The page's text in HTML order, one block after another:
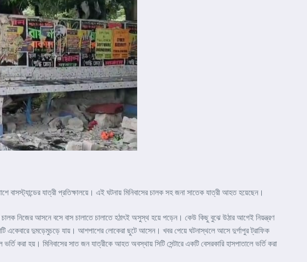
বাসস্ট্যান্ডের যাত্রী প্রতিক্ষালয়ে। এই ঘটনায় মিনিবাসের চালক সহ জনা সাতেক যাত্রী আহত হয়েছেন।
চালক নিজের আসনে বসে বাস চালাতে চালাতে হঠাৎই অসুস্থ হয়ে পড়েন। কেউ কিছু বুঝে উঠার আগেই নিয়ন্ত্রণ
একেবারে দুমড়েমুচড়ে যায়। আশপাশের লোকেরা ছুটে আসেন। খবর পেয়ে ঘটনাস্থলে আসে দুর্গাপুর ট্রাফিক
করা হয়। মিনিবাসের সাত জন যাত্রীকে আহত অবস্থায় সিটি সেন্টারে একটি বেসরকারি হাসপাতালে ভর্তি করা